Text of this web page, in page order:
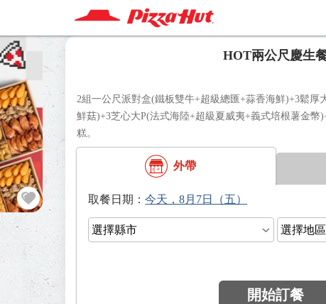
HOT兩公尺慶生
2組一公尺派對盒(鐵板雙牛+超級總匯+蒜香海鮮)+3鬆厚
鮮菇)+3芝心大P(法式海陸+超級夏威夷+義式培根薯金幣
糕。
外帶
日期：
開始訂餐